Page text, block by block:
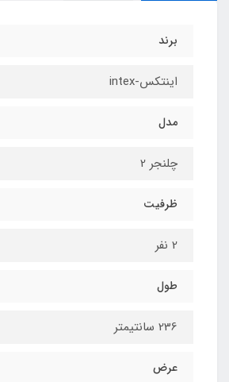
برند
اینتکس-intex
مدل
چلنجر 2
ظرفیت
2 نفر
طول
236 سانتیمتر
عرض